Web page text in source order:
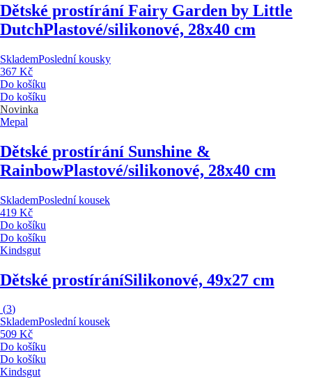
Dětské prostírání Fairy Garden by Little
DutchPlastové/silikonové, 28x40 cm
SklademPoslední kousky
367 Kč
Do košíku
Do košíku
Novinka
Mepal
Dětské prostírání Sunshine &
RainbowPlastové/silikonové, 28x40 cm
SklademPoslední kousek
419 Kč
Do košíku
Do košíku
Kindsgut
Dětské prostíráníSilikonové, 49x27 cm
(3)
SklademPoslední kousek
509 Kč
Do košíku
Do košíku
Kindsgut